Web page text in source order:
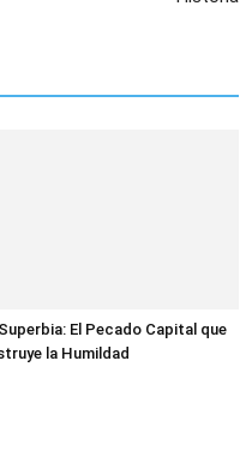
El Pecado Capital que
la Humildad